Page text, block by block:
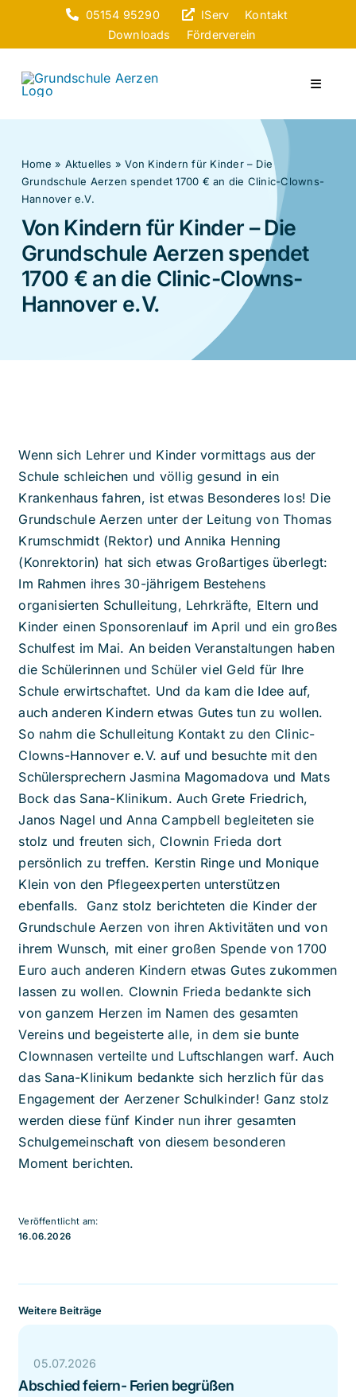
springen
05154 95290 IServ
Kontakt
Downloads
Förderverein
Toggle
Über
Home » Aktuelles »Von Kindern für Kinder – Die
Grundschule Aerzen spendet 1700 € an die Clinic-Clowns-
Hannover e.V.
Von Kindern für Kinder – Die
Grundschule Aerzen spendet
1700 € an die Clinic-Clowns-
Hannover e.V.
Veröffentlicht am:
16.06.2026
Wenn sich Lehrer und Kinder vormittags aus der
Schule schleichen und völlig gesund in ein
Krankenhaus fahren, ist etwas Besonderes los! Die
Grundschule Aerzen unter der Leitung von Thomas
Krumschmidt (Rektor) und Annika Henning
(Konrektorin) hat sich etwas Großartiges überlegt:
Im Rahmen ihres 30-jährigem Bestehens
organisierten Schulleitung, Lehrkräfte, Eltern und
Kinder einen Sponsorenlauf im April und ein großes
Schulfest im Mai. An beiden Veranstaltungen haben
die Schülerinnen und Schüler viel Geld für Ihre
Schule erwirtschaftet. Und da kam die Idee auf,
auch anderen Kindern etwas Gutes tun zu wollen.
So nahm die Schulleitung Kontakt zu den Clinic-
Clowns-Hannover e.V. auf und besuchte mit den
Schülersprechern Jasmina Magomadova und Mats
Bock das Sana-Klinikum. Auch Grete Friedrich,
Janos Nagel und Anna Campbell begleiteten sie
stolz und freuten sich, Clownin Frieda dort
persönlich zu treffen. Kerstin Ringe und Monique
Klein von den Pflegeexperten unterstützen
ebenfalls. Ganz stolz berichteten die Kinder der
Grundschule Aerzen von ihren Aktivitäten und von
ihrem Wunsch, mit einer großen Spende von 1700
Euro auch anderen Kindern etwas Gutes zukommen
lassen zu wollen. Clownin Frieda bedankte sich
von ganzem Herzen im Namen des gesamten
Vereins und begeisterte alle, in dem sie bunte
Clownnasen verteilte und Luftschlangen warf. Auch
das Sana-Klinikum bedankte sich herzlich für das
Engagement der Aerzener Schulkinder! Ganz stolz
werden diese fünf Kinder nun ihrer gesamten
Schulgemeinschaft von diesem besonderen
Moment berichten.
Weitere Beiträge
05.07.2026
Abschied feiern- Ferien begrüßen